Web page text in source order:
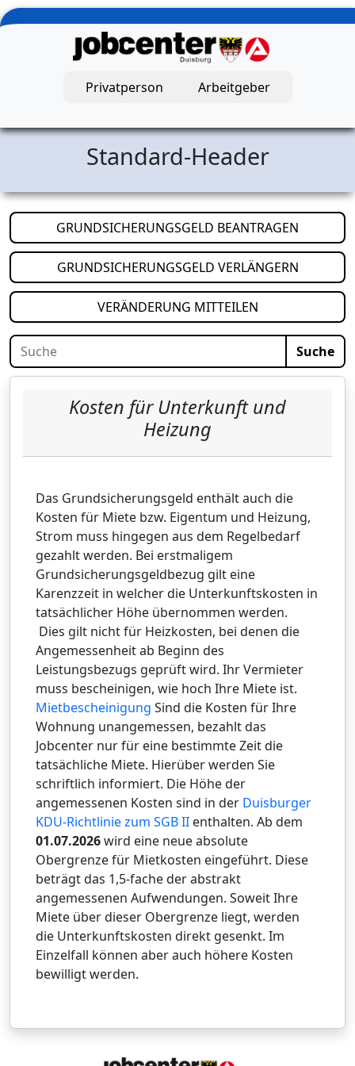
Zum Hauptinhalt springen
Jobcenter Duisburg – Startseite
Privatperson Arbeitgeber
Standard-Header
GRUNDSICHERUNGSGELD BEANTRAGEN
GRUNDSICHERUNGSGELD VERLÄNGERN(öffnet in
VERÄNDERUNG MITTEILEN(öffnet in
Suche Suche
Kosten für Unterkunft und
Heizung
Das Grundsicherungsgeld enthält auch die
Kosten für Miete bzw. Eigentum und Heizung,
Strom muss hingegen aus dem Regelbedarf
gezahlt werden. Bei erstmaligem
Grundsicherungsgeldbezug gilt eine
Karenzzeit in welcher die Unterkunftskosten in
tatsächlicher Höhe übernommen werden.
Dies gilt nicht für Heizkosten, bei denen die
Angemessenheit ab Beginn des
Leistungsbezugs geprüft wird. Ihr Vermieter
muss bescheinigen, wie hoch Ihre Miete ist.
Mietbescheinigung Sind die Kosten für Ihre
Wohnung unangemessen, bezahlt das
Jobcenter nur für eine bestimmte Zeit die
tatsächliche Miete. Hierüber werden Sie
schriftlich informiert. Die Höhe der
angemessenen Kosten sind in der Duisburger
KDU-Richtlinie zum SGB II enthalten. Ab dem
01.07.2026wird eine neue absolute
Obergrenze für Mietkosten eingeführt. Diese
beträgt das 1,5-fache der abstrakt
angemessenen Aufwendungen. Soweit Ihre
Miete über dieser Obergrenze liegt, werden
die Unterkunftskosten direkt gesenkt. Im
Einzelfall können aber auch höhere Kosten
bewilligt werden.